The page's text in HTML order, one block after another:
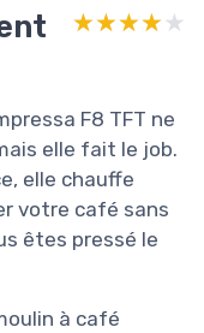
★★★★★
★★★★★
F8 TFT ne
elle fait le job.
elle chauffe
votre café sans
êtes pressé le
à café